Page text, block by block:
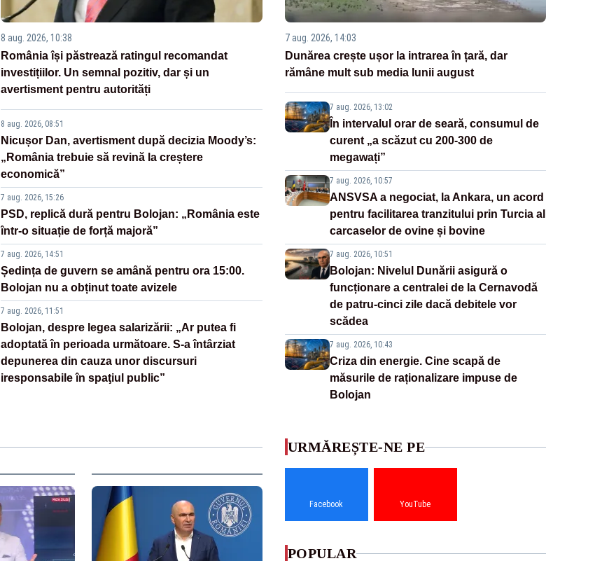
8 aug. 2026, 10:38
România își păstrează ratingul recomandat
investițiilor. Un semnal pozitiv, dar și un
avertisment pentru autorități
8 aug. 2026, 08:51
Nicușor Dan, avertisment după decizia Moody’s:
„România trebuie să revină la creștere
economică”
7 aug. 2026, 15:26
PSD, replică dură pentru Bolojan: „România este
într-o situație de forță majoră”
7 aug. 2026, 14:51
Ședința de guvern se amână pentru ora 15:00.
Bolojan nu a obținut toate avizele
7 aug. 2026, 11:51
Bolojan, despre legea salarizării: „Ar putea fi
adoptată în perioada următoare. S-a întârziat
depunerea din cauza unor discursuri
iresponsabile în spaţiul public”
7 aug. 2026, 14:03
Dunărea crește ușor la intrarea în țară, dar
rămâne mult sub media lunii august
7 aug. 2026, 13:02
În intervalul orar de seară, consumul de
curent „a scăzut cu 200-300 de
megawați”
7 aug. 2026, 10:57
ANSVSA a negociat, la Ankara, un acord
pentru facilitarea tranzitului prin Turcia al
carcaselor de ovine și bovine
7 aug. 2026, 10:51
Bolojan: Nivelul Dunării asigură o
funcționare a centralei de la Cernavodă
de patru-cinci zile dacă debitele vor
scădea
7 aug. 2026, 10:43
Criza din energie. Cine scapă de
măsurile de raționalizare impuse de
Bolojan
URMĂREȘTE-NE PE
Facebook YouTube
POPULAR